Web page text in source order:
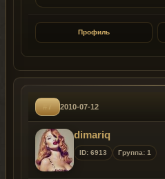
Профиль
#7 2010-07-12
dimariq
ID: 6913 Группа: 1